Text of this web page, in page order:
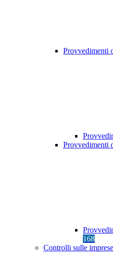
Provvedimenti
Provvedimenti
168
Controlli sulle imprese